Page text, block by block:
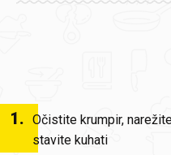
1. Očistite krumpir,
stavite kuhati